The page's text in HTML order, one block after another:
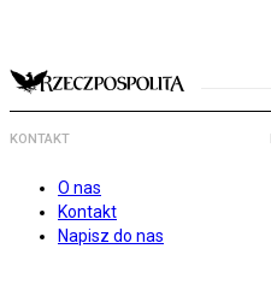
KONTAKT
O nas
Kontakt
Napisz do nas